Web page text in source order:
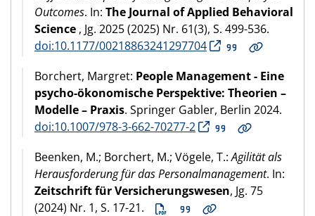
Outcomes. In: The Journal of Applied Behavioral
Science , Jg. 2025 (2025) Nr. 61(3), S. 499-536.
doi:10.1177/00218863241297704
Borchert, Margret: People Management - Eine
psycho-ökonomische Perspektive: Theorien –
Modelle – Praxis. Springer Gabler, Berlin 2024.
doi:10.1007/978-3-662-70277-2
Beenken, M.; Borchert, M.; Vögele, T.:Agilität als
Herausforderung für das Personalmanagement. In:
Zeitschrift für Versicherungswesen, Jg. 75
(2024) Nr. 1, S. 17-21.